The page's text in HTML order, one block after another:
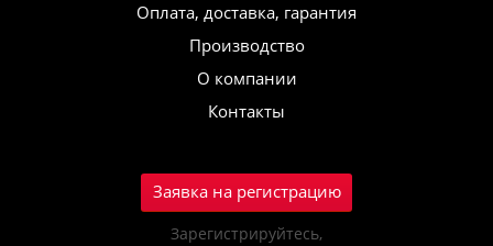
Оплата, доставка, гарантия
Производство
О компании
Контакты
Заявка на регистрацию
Зарегистрируйтесь,